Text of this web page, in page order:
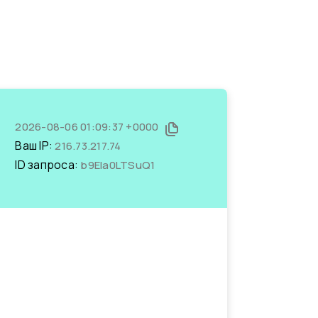
2026-08-06 01:09:37 +0000
Ваш IP:216.73.217.74
ID запроса: b9EIa0LTSuQ1